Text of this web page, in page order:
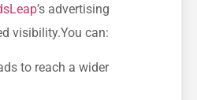
’s ⁤advertising
visibility.You can:
to reach a wider